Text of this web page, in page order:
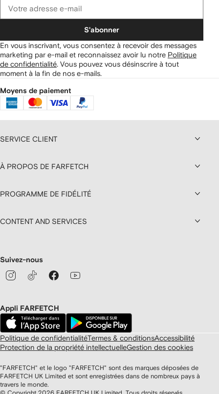
S'abonner
En vous inscrivant, vous consentez à recevoir des messages
marketing par e-mail et reconnaissez avoir lu notre Politique
de confidentialité. Vous pouvez vous désinscrire à tout
moment à la fin de nos e-mails.
Moyens de paiement
SERVICE CLIENT
À PROPOS DE FARFETCH
PROGRAMME DE FIDÉLITÉ
CONTENT AND SERVICES
Suivez-nous
Appli FARFETCH
Politique de confidentialitéTermes & conditionsAccessibilité
Protection de la propriété intellectuelleGestion des cookies
"FARFETCH" et le logo "FARFETCH" sont des marques déposées de
FARFETCH UK Limited et sont enregistrées dans de nombreux pays à
travers le monde.